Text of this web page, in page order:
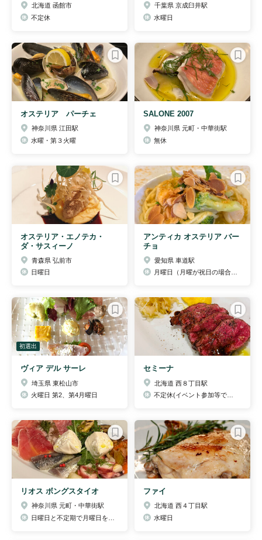
北海道 函館市
不定休
千葉県 京成臼井駅
水曜日
オステリア パーチェ
神奈川県 江田駅
水曜・第３火曜
SALONE 2007
神奈川県 元町・中華街駅
無休
オステリア・エノテカ・
ダ・サスィーノ
青森県 弘前市
日曜日
アンティカ オステリア バー
チョ
愛知県 車道駅
初選出
ヴィア デル サーレ
埼玉県 東松山市
火曜日 第2、第4月曜日
セミーナ
北海道 西８丁目駅
リオス ボングスタイオ
神奈川県 元町・中華街駅
ファイ
北海道 西４丁目駅
水曜日